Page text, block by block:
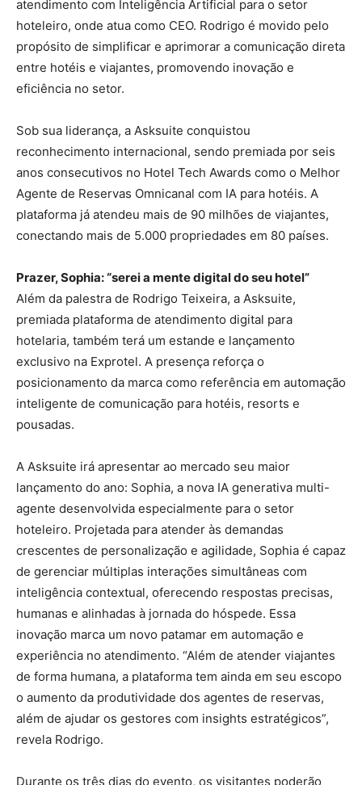
atendimento com Inteligência Artificial para o setor
hoteleiro, onde atua como CEO. Rodrigo é movido pelo
propósito de simplificar e aprimorar a comunicação direta
entre hotéis e viajantes, promovendo inovação e
eficiência no setor.
Sob sua liderança, a Asksuite conquistou
reconhecimento internacional, sendo premiada por seis
anos consecutivos no Hotel Tech Awards como o Melhor
Agente de Reservas Omnicanal com IA para hotéis. A
plataforma já atendeu mais de 90 milhões de viajantes,
conectando mais de 5.000 propriedades em 80 países.
Prazer, Sophia: “serei a mente digital do seu hotel”
Além da palestra de Rodrigo Teixeira, a Asksuite,
premiada plataforma de atendimento digital para
hotelaria, também terá um estande e lançamento
exclusivo na Exprotel. A presença reforça o
posicionamento da marca como referência em automação
inteligente de comunicação para hotéis, resorts e
pousadas.
A Asksuite irá apresentar ao mercado seu maior
lançamento do ano: Sophia, a nova IA generativa multi-
agente desenvolvida especialmente para o setor
hoteleiro. Projetada para atender às demandas
crescentes de personalização e agilidade, Sophia é capaz
de gerenciar múltiplas interações simultâneas com
inteligência contextual, oferecendo respostas precisas,
humanas e alinhadas à jornada do hóspede. Essa
inovação marca um novo patamar em automação e
experiência no atendimento. “Além de atender viajantes
de forma humana, a plataforma tem ainda em seu escopo
o aumento da produtividade dos agentes de reservas,
além de ajudar os gestores com insights estratégicos”,
revela Rodrigo.
Durante os três dias do evento, os visitantes poderão